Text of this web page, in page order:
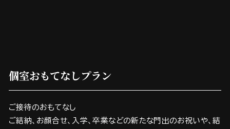
個室おもてなしプラン
ご接待のおもてなし
ご結納、お顔合せ、入学、卒業などの新たな門出のお祝いや、結